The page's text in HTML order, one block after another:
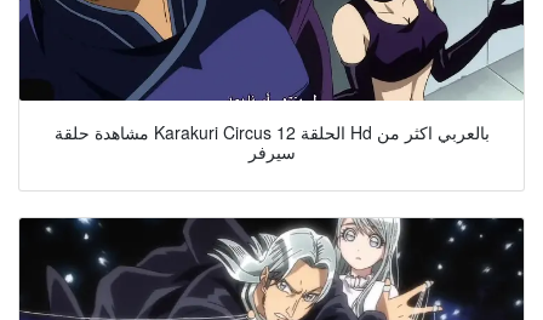
مشاهدة حلقة Karakuri Circus الحلقة 12 Hd بالعربي اكثر من
سيرفر